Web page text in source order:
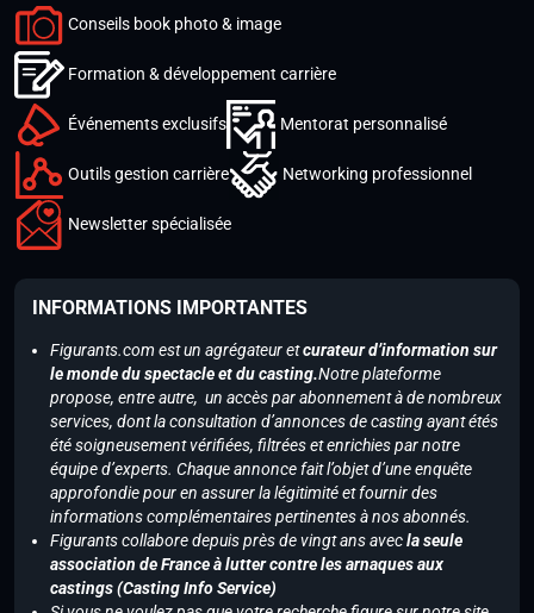
Conseils book photo & image
Formation & développement carrière
Événements exclusifs Mentorat personnalisé
Outils gestion carrière Networking professionnel
Newsletter spécialisée
INFORMATIONS IMPORTANTES
Figurants.com est un agrégateur etcurateur d’information sur
le monde du spectacle et du casting.Notre plateforme
propose, entre autre, un accès par abonnement à de nombreux
services, dont la consultation d’annonces de casting ayant étés
été soigneusement vérifiées, filtrées et enrichies par notre
équipe d’experts. Chaque annonce fait l’objet d’une enquête
approfondie pour en assurer la légitimité et fournir des
informations complémentaires pertinentes à nos abonnés.
Figurants collabore depuis près de vingt ans avecla seule
association de France à lutter contre les arnaques aux
castings (Casting Info Service)